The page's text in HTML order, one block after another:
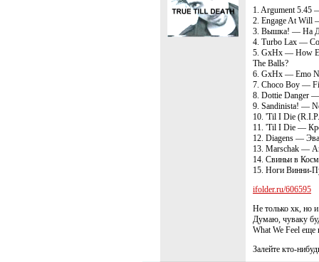
1. Argument 5.45
2. Engage At
3. Вышка! — На
4. Turbo Lax —
5. GxHx — How
The Balls?
6. GxHx — Emo
7. Choco Boy —
8. Dottie Danger
9. Sandinista! —
10. 'Til I Die
11. 'Til I Die —
12. Diagens —
13. Marschak —
14. Свиньи в
15. Ноги
ifolder.ru/606595
Не только хк, но
Думаю, чуваку
What We Feel еще
Залейте кто-